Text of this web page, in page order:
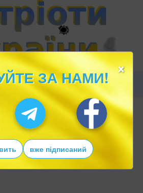
×
ЗА НАМИ!
вже підписаний